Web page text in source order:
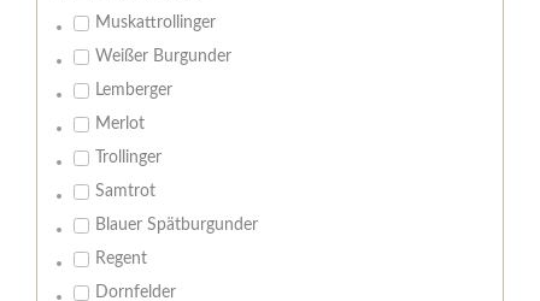
Muskattrollinger
Weißer Burgunder
Lemberger
Merlot
Trollinger
Samtrot
Blauer Spätburgunder
Regent
Dornfelder